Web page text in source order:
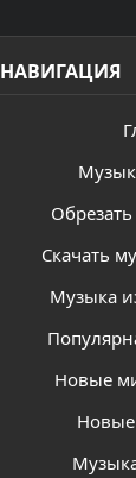
НАВИГАЦИЯ
Скачать
Музыка
Новые